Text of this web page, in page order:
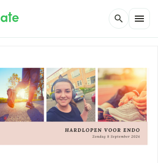
search menu